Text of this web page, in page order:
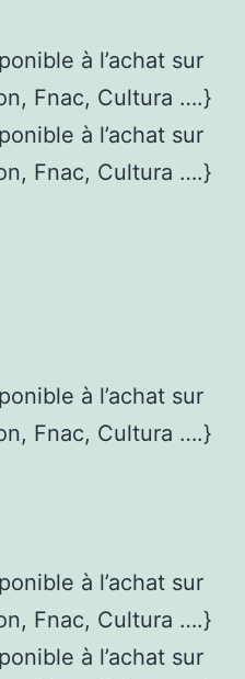
à l’achat sur
Fnac, Cultura ….}
à l’achat sur
Fnac, Cultura ….}
à l’achat sur
Fnac, Cultura ….}
à l’achat sur
Fnac, Cultura ….}
à l’achat sur